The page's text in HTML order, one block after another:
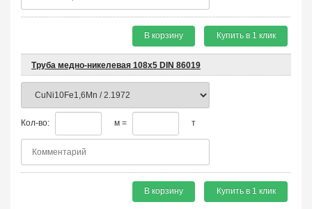
В корзину Купить в 1 клик
Труба медно-никелевая 108х5 DIN 86019
Кол-во: м = т
В корзину Купить в 1 клик